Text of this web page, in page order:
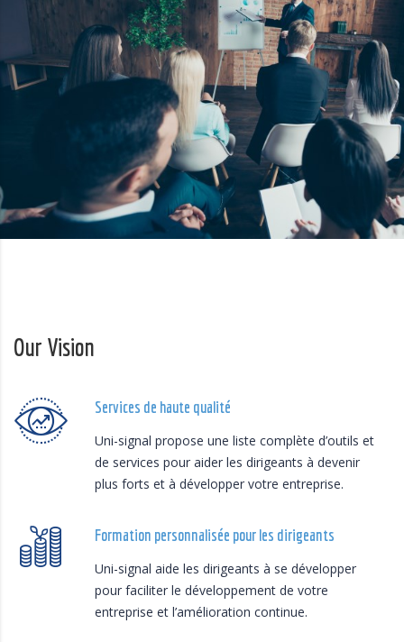
Our Vision
Services de haute qualité
Uni-signal propose une liste complète d’outils et
de services pour aider les dirigeants à devenir
plus forts et à développer votre entreprise.
Formation personnalisée pour les dirigeants
Uni-signal aide les dirigeants à se développer
pour faciliter le développement de votre
entreprise et l’amélioration continue.